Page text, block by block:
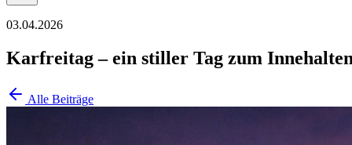
03.04.2026
Karfreitag – ein stiller Tag zum
Alle Beiträge